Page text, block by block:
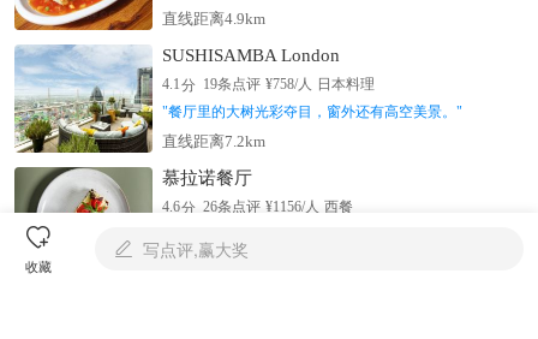
直线距离4.9km
SUSHISAMBA London
4.1分 19条点评 ¥758/人 日本料理
"餐厅里的大树光彩夺目，窗外还有高空美景。 "
直线距离7.2km
慕拉诺餐厅
4.6分 26条点评 ¥1156/人 西餐
直线距离3.1km

收藏
 写点评,赢大奖